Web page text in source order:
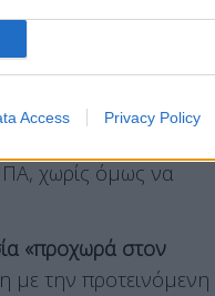
Access Privacy Policy
νόμισμα ήταν το
του Υπουργείου
Κογκρέσο
250 δολαρίων με
χωρίς όμως να
«προχωρά στον
με την προτεινόμενη